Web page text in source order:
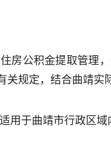
房公积金提取管理
关规定，结合曲靖实
用于曲靖市行政区域